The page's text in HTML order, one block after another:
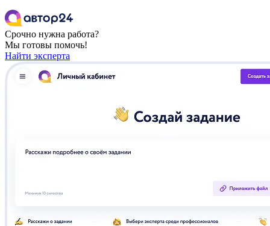
Срочно нужна работа?
Мы готовы помочь!
Найти эксперта